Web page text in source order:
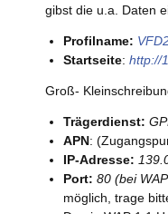
gibst die u.a. Daten
Profilname:
Startseite: http://
Groß-
Trägerdienst:
APN:
IP-Adresse:
Port: 80 (bei
möglich, trage